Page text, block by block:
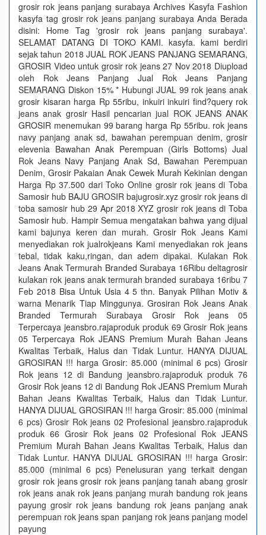
grosir rok jeans panjang surabaya Archives Kasyfa Fashion
kasyfa tag grosir rok jeans panjang surabaya Anda Berada
disini: Home Tag 'grosir rok jeans panjang surabaya'.
SELAMAT DATANG DI TOKO KAMI. kasyfa. kami berdiri
sejak tahun 2018 JUAL ROK JEANS PANJANG SEMARANG,
GROSIR Video untuk grosir rok jeans 27 Nov 2018 Diupload
oleh Rok Jeans Panjang Jual Rok Jeans Panjang
SEMARANG Diskon 15% * Hubungi JUAL 99 rok jeans anak
grosir kisaran harga Rp 55ribu, inkuiri inkuiri find?query rok
jeans anak grosir Hasil pencarian jual ROK JEANS ANAK
GROSIR menemukan 99 barang harga Rp 55ribu. rok jeans
navy panjang anak sd, bawahan perempuan denim, grosir
elevenia Bawahan Anak Perempuan (Girls Bottoms) Jual
Rok Jeans Navy Panjang Anak Sd, Bawahan Perempuan
Denim, Grosir Pakaian Anak Cewek Murah Kekinian dengan
Harga Rp 37.500 dari Toko Online grosir rok jeans di Toba
Samosir hub BAJU GROSIR bajugrosir.xyz grosir rok jeans di
toba samosir hub 29 Apr 2018 XYZ grosir rok jeans di Toba
Samosir hub. Hampir Semua mengatakan bahwa yang dijual
kami bajunya keren dan murah. Grosir Rok Jeans Kami
menyediakan rok jualrokjeans Kami menyediakan rok jeans
tebal, tidak kaku,ringan, dan adem dipakai. Kulakan Rok
Jeans Anak Termurah Branded Surabaya 16Ribu deltagrosir
kulakan rok jeans anak termurah branded surabaya 16ribu 7
Feb 2018 Bisa Untuk Usia 4 5 thn. Banyak Pilihan Motiv &
warna Menarik Tiap Minggunya. Grosiran Rok Jeans Anak
Branded Termurah Surabaya Grosir Rok jeans 05
Terpercaya jeansbro.rajaproduk produk 69 Grosir Rok jeans
05 Terpercaya Rok JEANS Premium Murah Bahan Jeans
Kwalitas Terbaik, Halus dan Tidak Luntur. HANYA DIJUAL
GROSIRAN !!! harga Grosir: 85.000 (minimal 6 pcs) Grosir
Rok jeans 12 di Bandung jeansbro.rajaproduk produk 76
Grosir Rok jeans 12 di Bandung Rok JEANS Premium Murah
Bahan Jeans Kwalitas Terbaik, Halus dan Tidak Luntur.
HANYA DIJUAL GROSIRAN !!! harga Grosir: 85.000 (minimal
6 pcs) Grosir Rok jeans 02 Profesional jeansbro.rajaproduk
produk 66 Grosir Rok jeans 02 Profesional Rok JEANS
Premium Murah Bahan Jeans Kwalitas Terbaik, Halus dan
Tidak Luntur. HANYA DIJUAL GROSIRAN !!! harga Grosir:
85.000 (minimal 6 pcs) Penelusuran yang terkait dengan
grosir rok jeans grosir rok jeans panjang tanah abang grosir
rok jeans anak rok jeans panjang murah bandung rok jeans
payung grosir rok jeans bandung rok jeans panjang anak
perempuan rok jeans span panjang rok jeans panjang model
payung